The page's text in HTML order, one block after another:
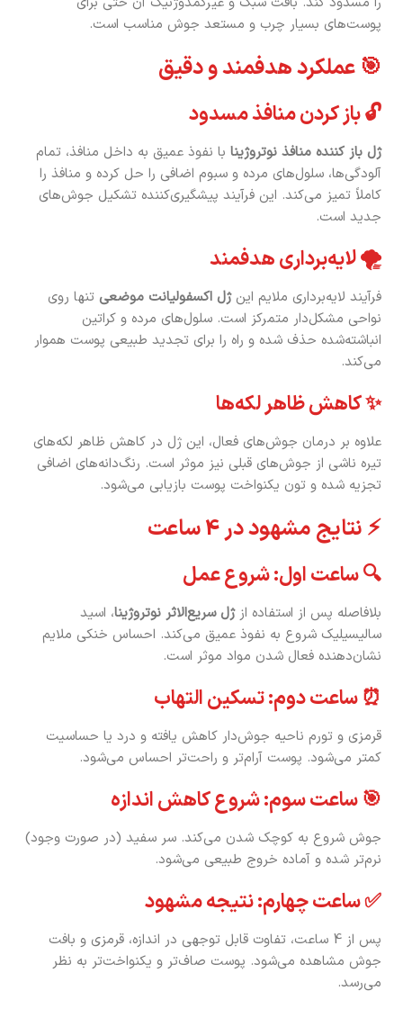
پوست‌های بسیار چرب و مستعد جوش مناسب است.
🎯 عملکرد هدفمند و دقیق
🔓 باز کردن منافذ مسدود
ژل باز کننده منافذ نوتروژینا با نفوذ عمیق به داخل منافذ، تمام
آلودگی‌ها، سلول‌های مرده و سبوم اضافی را حل کرده و منافذ را
کاملاً تمیز می‌کند. این فرآیند پیشگیری‌کننده تشکیل جوش‌های
جدید است.
🌪️ لایه‌برداری هدفمند
فرآیند لایه‌برداری ملایم اینژل اکسفولیانت موضعی تنها روی
نواحی مشکل‌دار متمرکز است. سلول‌های مرده و کراتین
انباشته‌شده حذف شده و راه را برای تجدید طبیعی پوست هموار
می‌کند.
✨ کاهش ظاهر لکه‌ها
علاوه بر درمان جوش‌های فعال، این ژل در کاهش ظاهر لکه‌های
تیره ناشی از جوش‌های قبلی نیز موثر است. رنگ‌دانه‌های اضافی
تجزیه شده و تون یکنواخت پوست بازیابی می‌شود.
⚡ نتایج مشهود در 4 ساعت
🔍 ساعت اول: شروع عمل
بلافاصله پس از استفاده ازژل سریع‌الاثر نوتروژینا، اسید
سالیسیلیک شروع به نفوذ عمیق می‌کند. احساس خنکی ملایم
نشان‌دهنده فعال شدن مواد موثر است.
⏰ ساعت دوم: تسکین التهاب
قرمزی و تورم ناحیه جوش‌دار کاهش یافته و درد یا حساسیت
کمتر می‌شود. پوست آرام‌تر و راحت‌تر احساس می‌شود.
🎯 ساعت سوم: شروع کاهش اندازه
جوش شروع به کوچک شدن می‌کند. سر سفید (در صورت وجود)
نرم‌تر شده و آماده خروج طبیعی می‌شود.
✅ ساعت چهارم: نتیجه مشهود
پس از 4 ساعت، تفاوت قابل توجهی در اندازه، قرمزی و بافت
جوش مشاهده می‌شود. پوست صاف‌تر و یکنواخت‌تر به نظر
می‌رسد.